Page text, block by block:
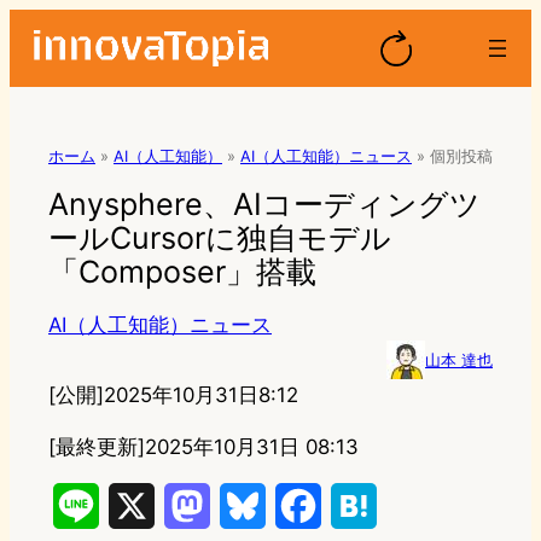
ホーム » AI（人工知能） » AI（人工知能）ニュース » 個別投稿
Anysphere、AIコーディングツ
ールCursorに独自モデル
「Composer」搭載
AI（人工知能）ニュース
山本 達也
[公開]2025年10月31日8:12
[最終更新]2025年10月31日 08:13